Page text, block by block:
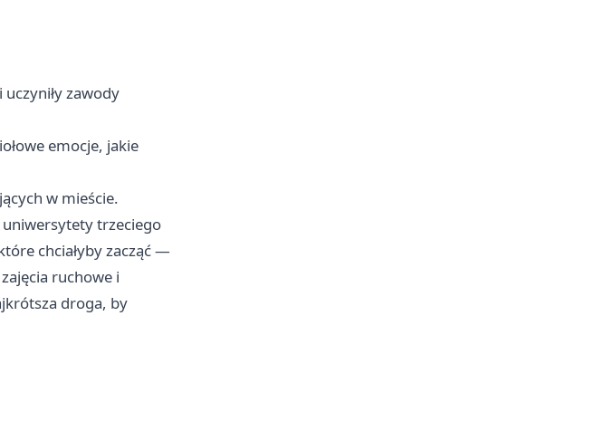
zawody
emocje, jakie
w mieście.
trzeciego
chciałyby zacząć —
ruchowe i
droga, by